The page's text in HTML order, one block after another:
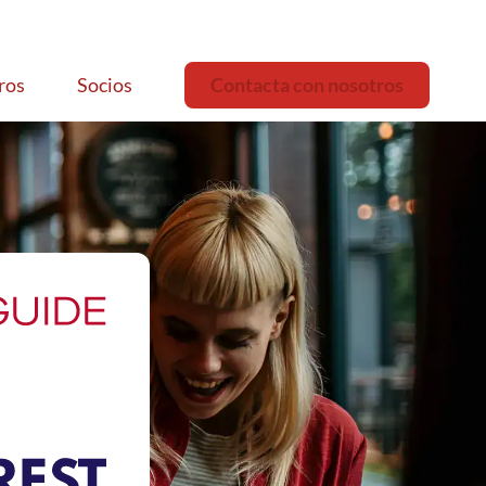
Socios Contacta con nosotros